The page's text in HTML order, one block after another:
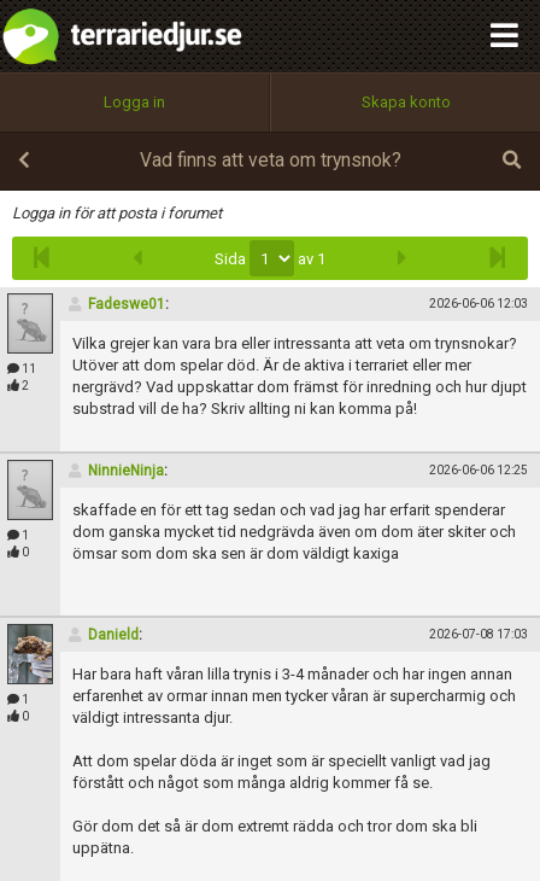
Logga in Skapa konto
Vad finns att veta om trynsnok?
Logga in för att posta i forumet
Sida av 1
11
2
Fadeswe01 : 2026-06-06 12:03
Vilka grejer kan vara bra eller intressanta att veta om trynsnokar?
Utöver att dom spelar död. Är de aktiva i terrariet eller mer
nergrävd? Vad uppskattar dom främst för inredning och hur djupt
substrad vill de ha? Skriv allting ni kan komma på!
1
0
NinnieNinja: 2026-06-06 12:25
skaffade en för ett tag sedan och vad jag har erfarit spenderar
dom ganska mycket tid nedgrävda även om dom äter skiter och
ömsar som dom ska sen är dom väldigt kaxiga
1
0
Danield: 2026-07-08 17:03
Har bara haft våran lilla trynis i 3-4 månader och har ingen annan
erfarenhet av ormar innan men tycker våran är supercharmig och
väldigt intressanta djur.
Att dom spelar döda är inget som är speciellt vanligt vad jag
förstått och något som många aldrig kommer få se.
Gör dom det så är dom extremt rädda och tror dom ska bli
uppätna.
Infoga
Utför
100%
OK
integritetspolicy
Namn:
Epost:
Användarnamn:
Lösenord:
Privacy Policy
Terms of Service
Skapa konto
Begär nytt lösenord
Tillbaka till förstasidan